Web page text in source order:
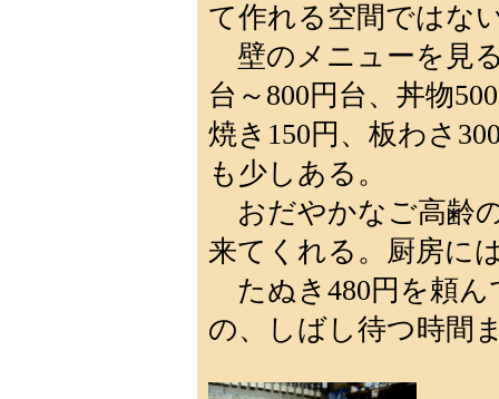
て作れる空間ではな
壁のメニューを見
台～800円台、丼物
焼き150円、板わさ
も少しある。
おだやかなご高齢
来てくれる。厨房に
たぬき480円を頼ん
の、しばし待つ時間